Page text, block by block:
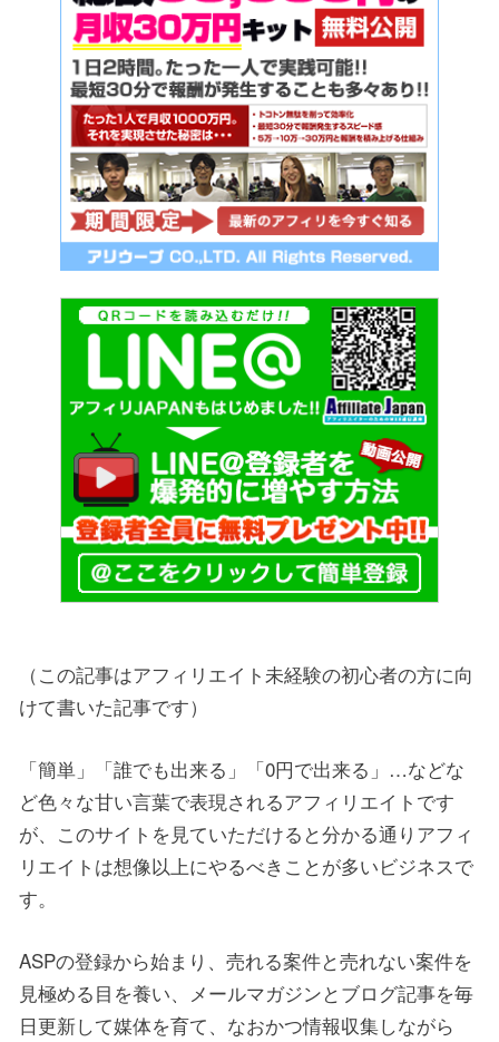
（この記事はアフィリエイト未経験の初心者の方に向
けて書いた記事です）
「簡単」「誰でも出来る」「0円で出来る」…などな
ど色々な甘い言葉で表現されるアフィリエイトです
が、このサイトを見ていただけると分かる通りアフィ
リエイトは想像以上にやるべきことが多いビジネスで
す。
ASPの登録から始まり、売れる案件と売れない案件を
見極める目を養い、メールマガジンとブログ記事を毎
日更新して媒体を育て、なおかつ情報収集しながら